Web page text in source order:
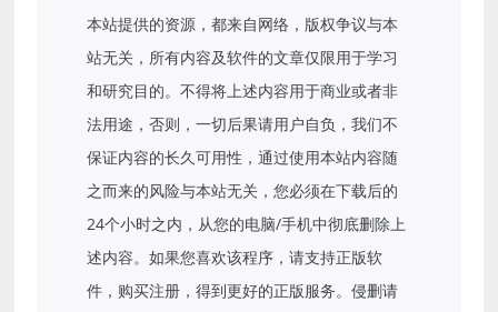
本站提供的资源，都来自网络，版权争议与本
站无关，所有内容及软件的文章仅限用于学习
和研究目的。不得将上述内容用于商业或者非
法用途，否则，一切后果请用户自负，我们不
保证内容的长久可用性，通过使用本站内容随
之而来的风险与本站无关，您必须在下载后的
24个小时之内，从您的电脑/手机中彻底删除上
述内容。如果您喜欢该程序，请支持正版软
件，购买注册，得到更好的正版服务。侵删请